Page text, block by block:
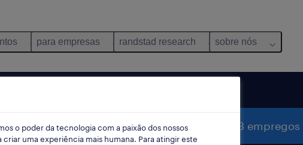
para empresas randstad research sobre nós
pesquisar 3 empregos
o poder da tecnologia com a paixão dos nossos
criar uma experiência mais humana. Para atingir este